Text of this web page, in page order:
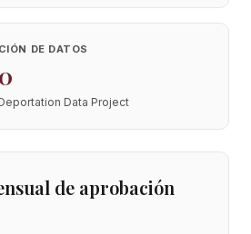
DE DATOS
Data Project
de aprobación